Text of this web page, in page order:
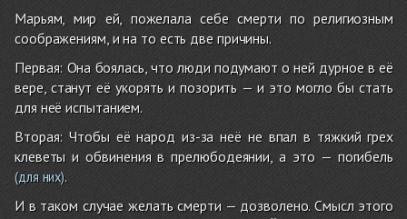
Марьям, мир ей, пожелала себе смерти по религиозным
соображениям, и на то есть две причины.
Первая: Она боялась, что люди подумают о ней дурное в её
вере, станут её укорять и позорить — и это могло бы стать
для неё испытанием.
Вторая: Чтобы её народ из-за неё не впал в тяжкий грех
клеветы и обвинения в прелюбодеянии, а это — погибель
(для них).
И в таком случае желать смерти — дозволено. Смысл этого